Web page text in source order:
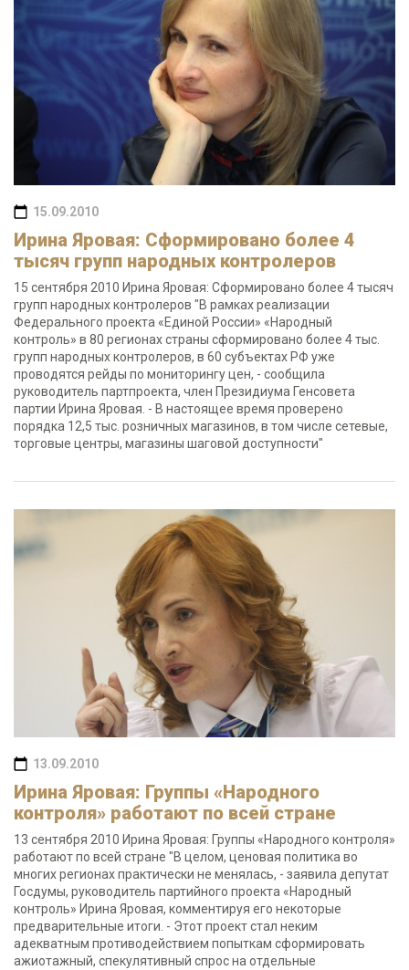
15.09.2010
Ирина Яровая: Сформировано более 4
тысяч групп народных контролеров
15 сентября 2010 Ирина Яровая: Сформировано более 4 тысяч
групп народных контролеров "В рамках реализации
Федерального проекта «Единой России» «Народный
контроль» в 80 регионах страны сформировано более 4 тыс.
групп народных контролеров, в 60 субъектах РФ уже
проводятся рейды по мониторингу цен, - сообщила
руководитель партпроекта, член Президиума Генсовета
партии Ирина Яровая. - В настоящее время проверено
порядка 12,5 тыс. розничных магазинов, в том числе сетевые,
торговые центры, магазины шаговой доступности"
13.09.2010
Ирина Яровая: Группы «Народного
контроля» работают по всей стране
13 сентября 2010 Ирина Яровая: Группы «Народного контроля»
работают по всей стране "В целом, ценовая политика во
многих регионах практически не менялась, - заявила депутат
Госдумы, руководитель партийного проекта «Народный
контроль» Ирина Яровая, комментируя его некоторые
предварительные итоги. - Этот проект стал неким
адекватным противодействием попыткам сформировать
ажиотажный, спекулятивный спрос на отдельные